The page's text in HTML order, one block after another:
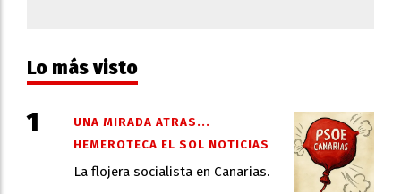
Lo más visto
La flojera socialista en Canarias.
UNA MIRADA ATRAS...
HEMEROTECA EL SOL NOTICIAS